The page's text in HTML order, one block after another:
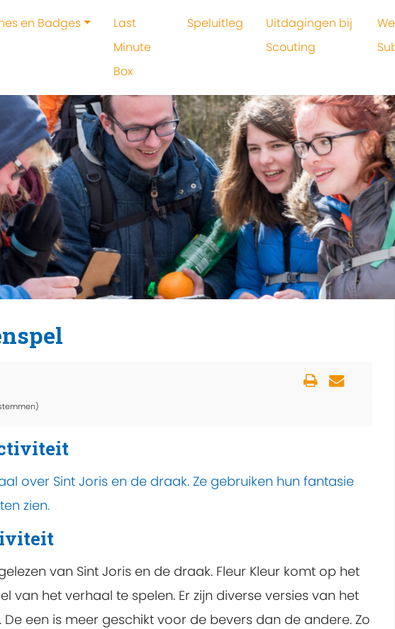
en Badges
Last
Minute
Box
Speluitleg
Uitdagingen bij
Scouting
over Sint Joris en de draak. Ze gebruiken hun fantasie
zien.
van Sint Joris en de draak. Fleur Kleur komt op het
van het verhaal te spelen. Er zijn diverse versies van het
een is meer geschikt voor de bevers dan de andere. Zo